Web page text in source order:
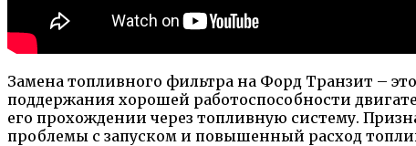
Замена топливного фильтра на Форд Транзит –
поддержания хорошей работоспособности
его прохождении через топливную систему.
проблемы с запуском и повышенный расход